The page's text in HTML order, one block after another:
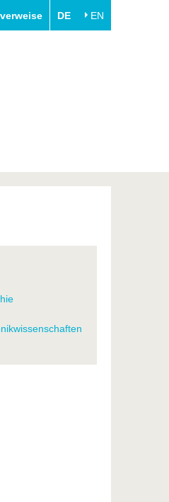
DE EN
BTU & Region erleben